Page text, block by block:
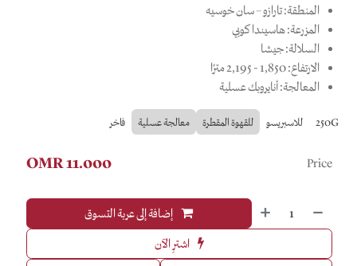
المنطقة: تارازو – سان خوسيه
المزرعة: هاسيندا كوبي
السلالة: جيشا
الارتفاع: 1,850 - 2,195 مترًا
المعالجة: أنايروبك عسلية
250G للاسبريسو للقهوة المقطرة معالجة عسلية فاخر
إضافة إلى عربة التسوق
اشترِ الآن
Price
11.000